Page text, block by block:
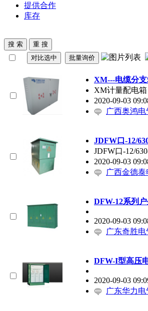
提供合作
库存
XM---电缆分支
XM计量配电
2020-09-03
广西奥鸿电
JDFW口-12/
JDFW口-12/
2020-09-03
广西金德泰
DFW-12系列
2020-09-03
广东奇胜电
DFW-I型高压
2020-09-03
广东华力电